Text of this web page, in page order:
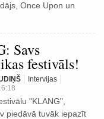
Once Upon un
Savs
festivāls!
Intervijas
"KLANG",
piedāvā tuvāk iepazīt